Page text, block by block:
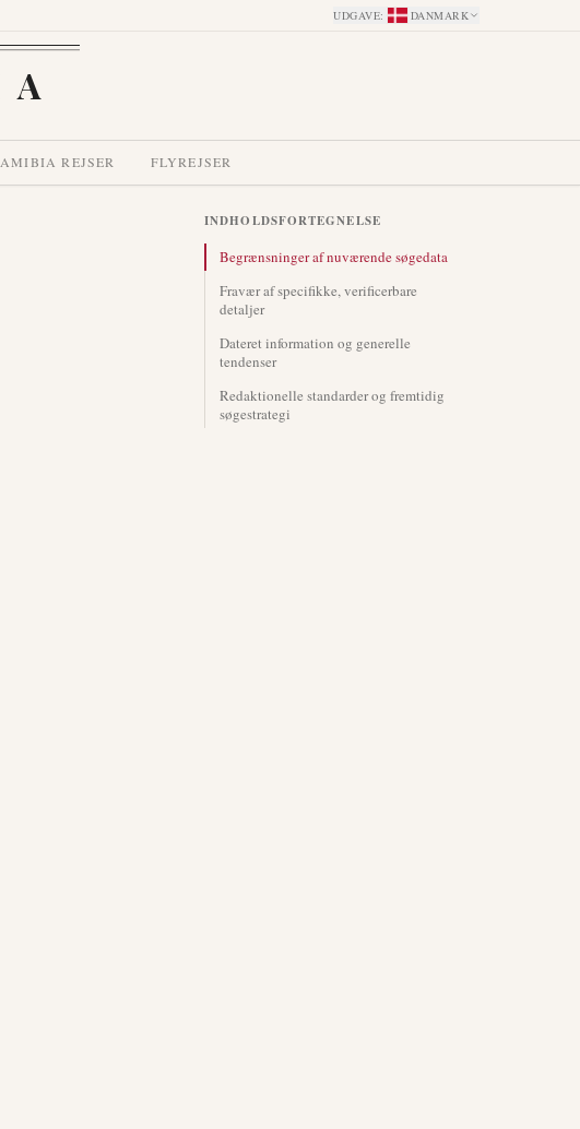
UDGAVE: DANMARK
REJSER FLYREJSER
INDHOLDSFORTEGNELSE
Begrænsninger af nuværende søgedata
Fravær af specifikke, verificerbare
detaljer
Dateret information og generelle
tendenser
Redaktionelle standarder og fremtidig
søgestrategi